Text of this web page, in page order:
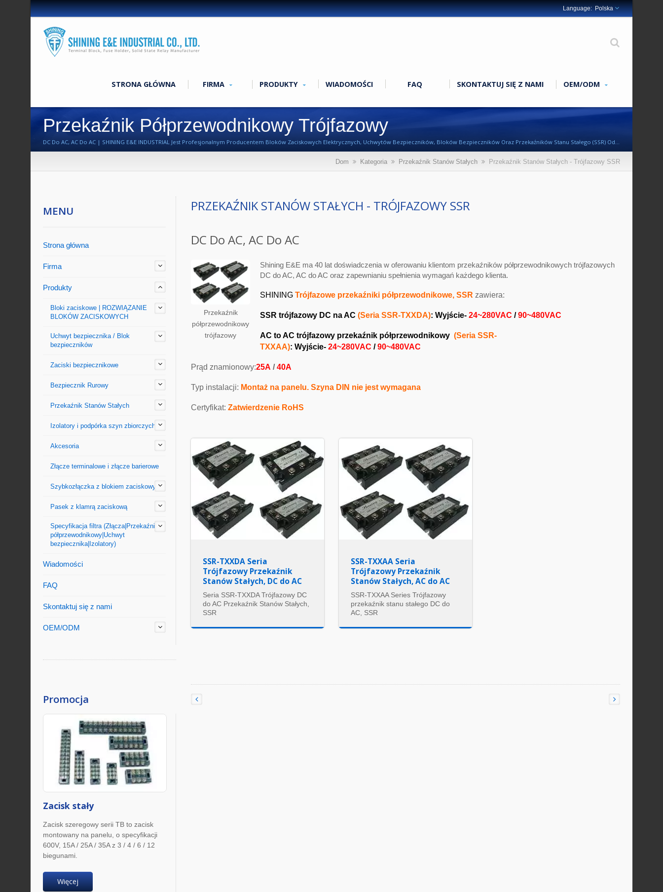
Polska
STRONA GŁÓWNA FIRMA PRODUKTY WIADOMOŚCI FAQ SKONTAKTUJ SIĘ Z NAMI OEM/ODM
Przekaźnik Półprzewodnikowy Trójfazowy
DC Do AC, AC Do AC | SHINING E&E INDUSTRIAL Jest Profesjonalnym Producentem Bloków Zaciskowych Elektrycznych, Uchwytów Bezpieczników, Bloków Bezpieczników Oraz Przekaźników Stanu Stałego (SSR) Od
Dom
Kategoria Przekaźnik Stanów Stałych Przekaźnik Stanów Stałych - Trójfazowy SSR
MENU
Strona główna
Firma
Produkty
Bloki zaciskowe | ROZWIĄZANIE
BLOKÓW ZACISKOWYCH
Uchwyt bezpiecznika / Blok
bezpieczników
Zaciski bezpiecznikowe
Bezpiecznik Rurowy
Przekaźnik Stanów Stałych
Izolatory i podpórka szyn zbiorczych
Akcesoria
Złącze terminalowe i złącze barierowe
Szybkozłączka z blokiem zaciskowym
Pasek z klamrą zaciskową
Specyfikacja filtra (Złącza|Przekaźnik
półprzewodnikowy|Uchwyt
bezpiecznika|Izolatory)
Wiadomości
FAQ
Skontaktuj się z nami
OEM/ODM
Promocja
Zacisk stały
Zacisk szeregowy serii TB to zacisk
montowany na panelu, o specyfikacji
600V, 15A / 25A / 35A z 3 / 4 / 6 / 12
biegunami.
Więcej
PRZEKAŹNIK STANÓW STAŁYCH - TRÓJFAZOWY SSR
DC Do AC, AC Do AC
Przekaźnik
półprzewodnikowy
trójfazowy
Shining E&E ma 40 lat doświadczenia w oferowaniu klientom przekaźników półprzewodnikowych trójfazowych
DC do AC, AC do AC oraz zapewnianiu spełnienia wymagań każdego klienta.
SHINING Trójfazowe przekaźniki półprzewodnikowe, SSR zawiera:
SSR trójfazowy DC na AC (Seria SSR-TXXDA): Wyjście- 24~280VAC /90~480VAC
AC to AC trójfazowy przekaźnik półprzewodnikowy (Seria SSR-
TXXAA): Wyjście- 24~280VAC /90~480VAC
Prąd znamionowy:25A /40A
Typ instalacji: Montaż na panelu. Szyna DIN nie jest wymagana
Certyfikat: Zatwierdzenie RoHS
SSR-TXXDA Seria
Trójfazowy Przekaźnik
Stanów Stałych, DC do AC
Seria SSR-TXXDA Trójfazowy DC
do AC Przekaźnik Stanów Stałych,
SSR
SSR-TXXAA Seria
Trójfazowy Przekaźnik
Stanów Stałych, AC do AC
SSR-TXXAA Series Trójfazowy
przekaźnik stanu stałego DC do
AC, SSR